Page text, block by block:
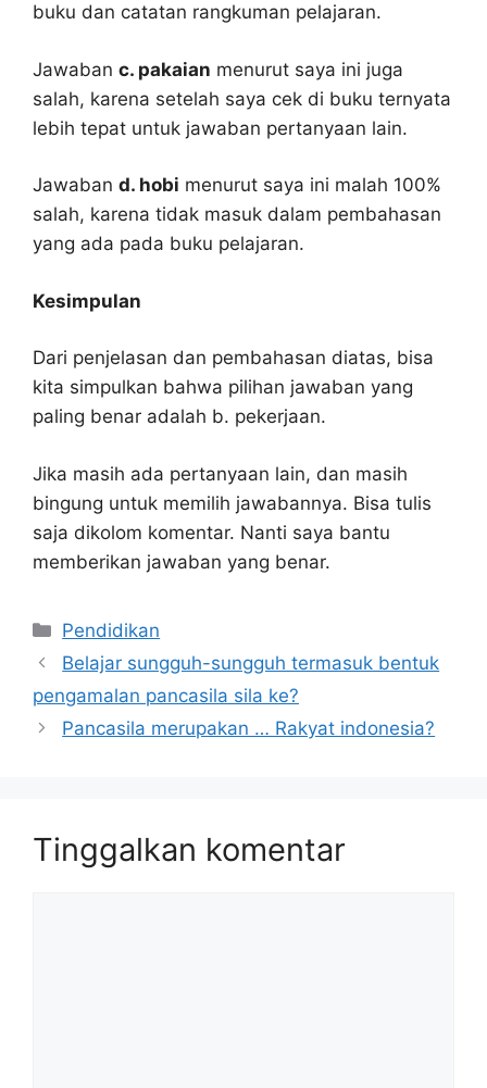
buku dan catatan rangkuman pelajaran.
Jawaban c. pakaian menurut saya ini juga
salah, karena setelah saya cek di buku ternyata
lebih tepat untuk jawaban pertanyaan lain.
Jawaban d. hobi menurut saya ini malah 100%
salah, karena tidak masuk dalam pembahasan
yang ada pada buku pelajaran.
Kesimpulan
Dari penjelasan dan pembahasan diatas, bisa
kita simpulkan bahwa pilihan jawaban yang
paling benar adalah b. pekerjaan.
Jika masih ada pertanyaan lain, dan masih
bingung untuk memilih jawabannya. Bisa tulis
saja dikolom komentar. Nanti saya bantu
memberikan jawaban yang benar.
Kategori
Pendidikan
Belajar sungguh-sungguh termasuk bentuk
pengamalan pancasila sila ke?
Pancasila merupakan … Rakyat indonesia?
Tinggalkan komentar